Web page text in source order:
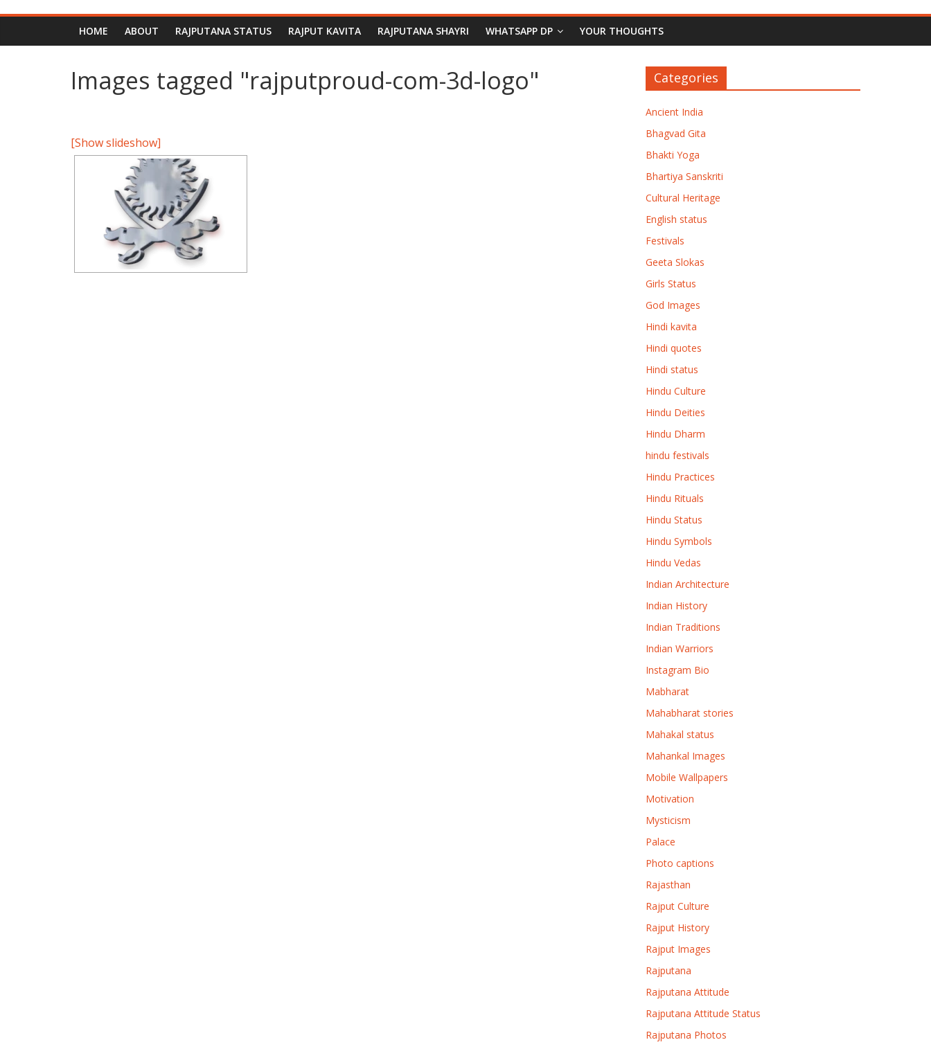
HOME ABOUT RAJPUTANA STATUS RAJPUT KAVITA RAJPUTANA SHAYRI WHATSAPP DP YOUR THOUGHTS
Images tagged "rajputproud-com-3d-logo"
[Show slideshow]
Categories
Ancient India
Bhagvad Gita
Bhakti Yoga
Bhartiya Sanskriti
Cultural Heritage
English status
Festivals
Geeta Slokas
Girls Status
God Images
Hindi kavita
Hindi quotes
Hindi status
Hindu Culture
Hindu Deities
Hindu Dharm
hindu festivals
Hindu Practices
Hindu Rituals
Hindu Status
Hindu Symbols
Hindu Vedas
Indian Architecture
Indian History
Indian Traditions
Indian Warriors
Instagram Bio
Mabharat
Mahabharat stories
Mahakal status
Mahankal Images
Mobile Wallpapers
Motivation
Mysticism
Palace
Photo captions
Rajasthan
Rajput Culture
Rajput History
Rajput Images
Rajputana
Rajputana Attitude
Rajputana Attitude Status
Rajputana Photos